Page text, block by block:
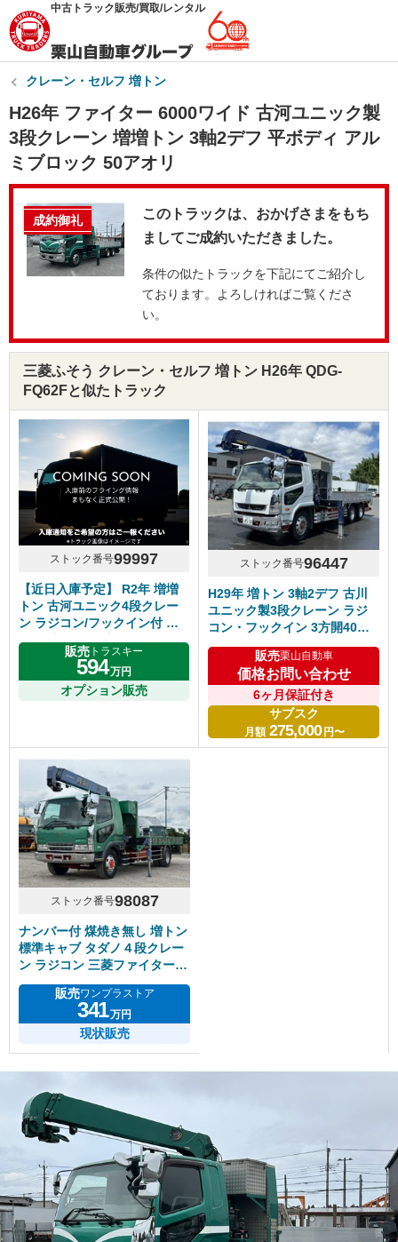
中古トラック販売/買取/レンタル
クレーン・セルフ 増トン
H26年 ファイター 6000ワイド 古河ユニック製
3段クレーン 増増トン 3軸2デフ 平ボディ アル
ミブロック 50アオリ
成約御礼
このトラックは、おかげさまをもち
ましてご成約いただきました。
条件の似たトラックを下記にてご紹介し
ております。よろしければご覧くださ
い。
三菱ふそう クレーン・セルフ 増トン H26年 QDG-
FQ62Fと似たトラック
ストック番号99997
【近日入庫予定】 R2年 増増
トン 古河ユニック4段クレー
ン ラジコン/フックイン付 ア
ルミブロック 5方開60アオリ
平ボデー 5500セミワイド ス
テンパーツ多数 シフト7速MT
積載6500㎏ 日野レンジャー
販売 トラスキー
594万円
オプション販売
ストック番号96447
H29年 増トン 3軸2デフ 古川
ユニック製3段クレーン ラジ
コン・フックイン 3方開40ア
オリ アルミブロック 5500ワ
イド 6速マニュアル ふそうフ
ァイター 車検付き
販売栗山自動車
価格お問い合わせ
6ヶ月保証付き
サブスク
月額 275,000 円〜
ストック番号98087
ナンバー付 煤焼き無し 増トン
標準キャブ タダノ４段クレー
ン ラジコン 三菱ファイター
赤シャシ 積載7.6トン
販売ワンプラストア
341万円
現状販売